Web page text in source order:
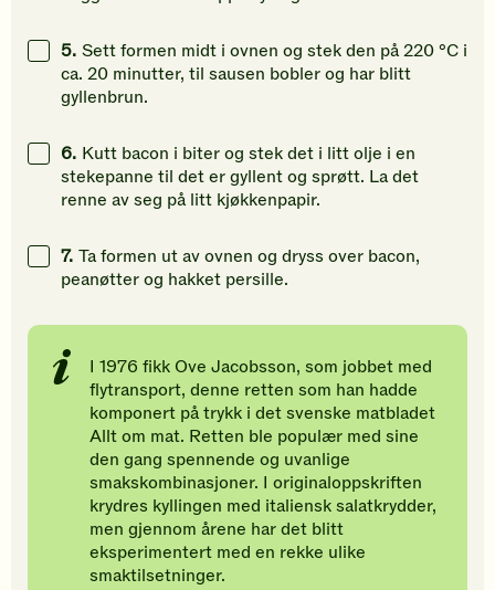
5. Sett formen midt i ovnen og stek den på 220 °C i
ca. 20 minutter, til sausen bobler og har blitt
gyllenbrun.
6. Kutt bacon i biter og stek det i litt olje i en
stekepanne til det er gyllent og sprøtt. La det
renne av seg på litt kjøkkenpapir.
7. Ta formen ut av ovnen og dryss over bacon,
peanøtter og hakket persille.
I 1976 fikk Ove Jacobsson, som jobbet med
flytransport, denne retten som han hadde
komponert på trykk i det svenske matbladet
Allt om mat. Retten ble populær med sine
den gang spennende og uvanlige
smakskombinasjoner. I originaloppskriften
krydres kyllingen med italiensk salatkrydder,
men gjennom årene har det blitt
eksperimentert med en rekke ulike
smaktilsetninger.